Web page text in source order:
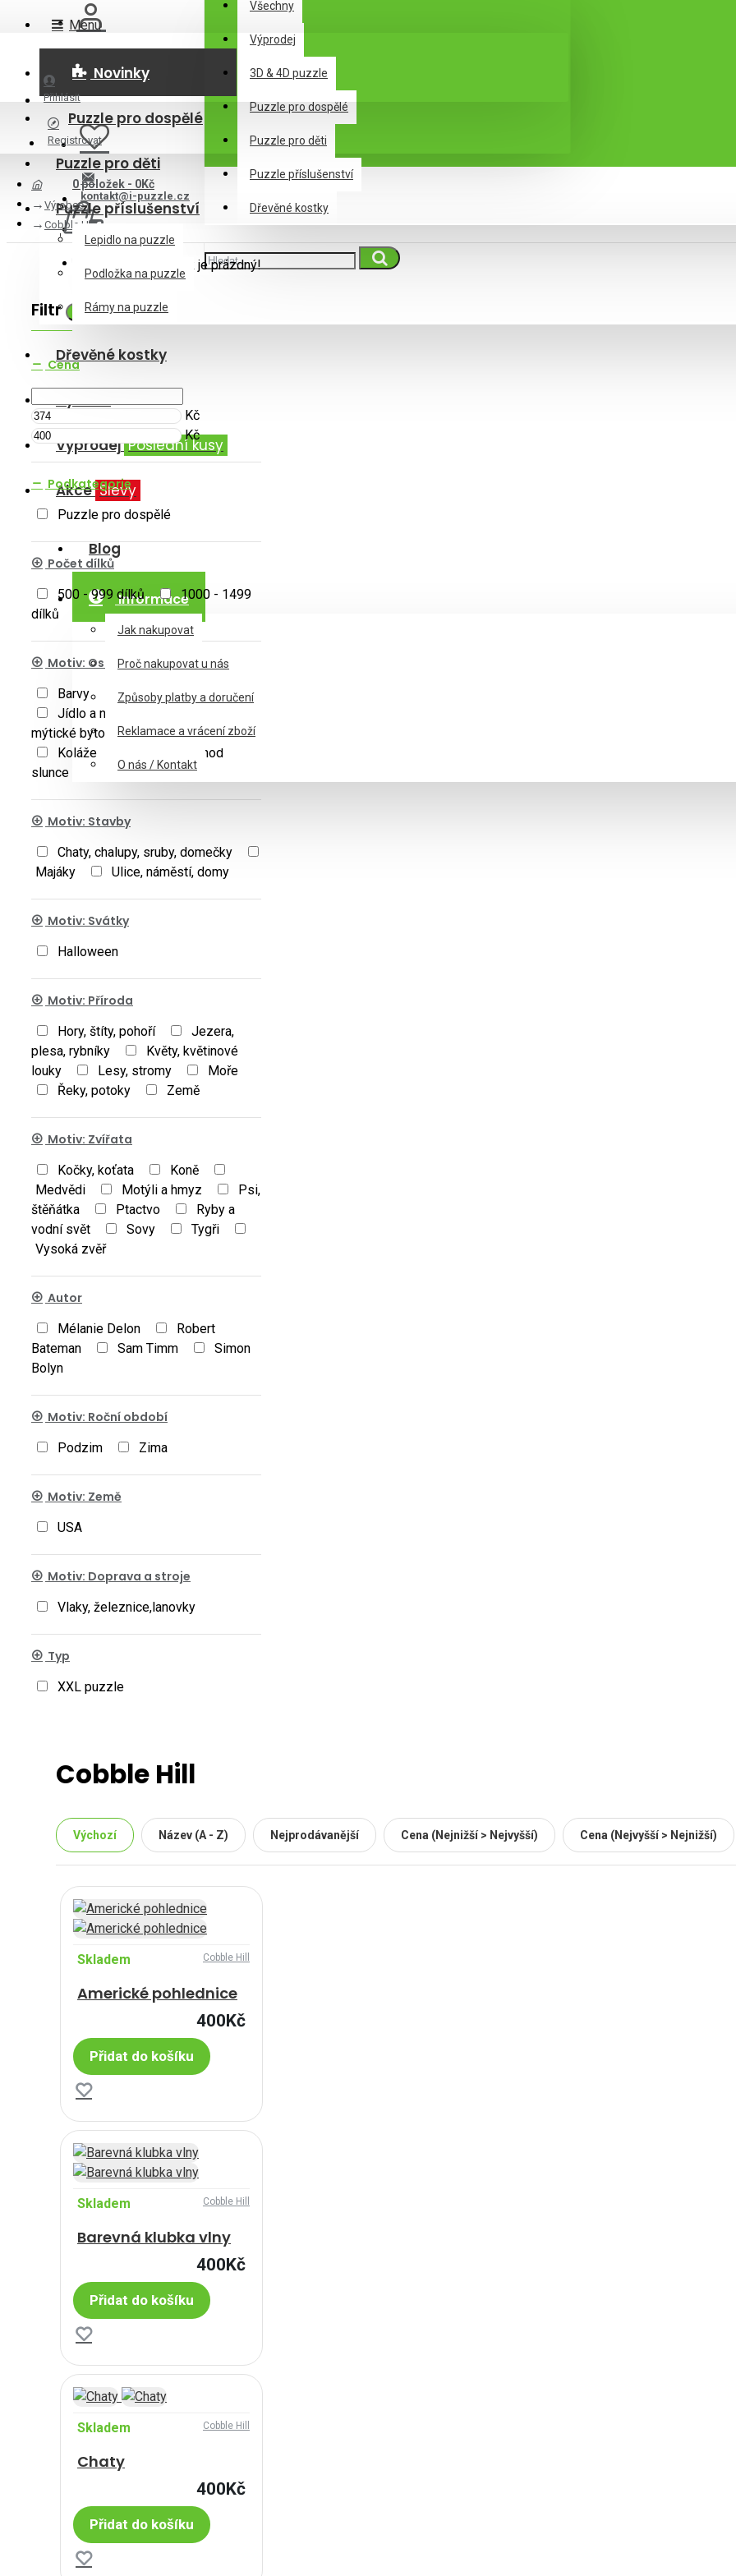
kontakt@i-puzzle.cz
Všechny
Výprodej
3D & 4D puzzle
Puzzle pro dospělé
Puzzle pro děti
Puzzle příslušenství
Dřevěné kostky
0 položek - 0Kč
Váš nákupní košík je prázdný!
Menu
Novinky
Puzzle pro dospělé
Puzzle pro děti
Puzzle příslušenství
Lepidlo na puzzle
Podložka na puzzle
Rámy na puzzle
Dřevěné kostky
Výrobci
Výprodej Poslední kusy
Akce Slevy
Blog
Informace
Jak nakupovat
Proč nakupovat u nás
Způsoby platby a doručení
Reklamace a vrácení zboží
O nás / Kontakt
Přihlásit
Registrovat
Výrobce
Cobble Hill
Filtr Zrušit filtr
Cena
Kč
Kč
Podkategorie
Puzzle pro dospělé
Počet dílků
500 - 999 dílků
1000 - 1499
dílků
Motiv: Ostatní témata
Barvy Knihy
Kreslené
Jídlo a nápoje
mýtické bytosti
Vesmír a planety
Koláže
Západ a východ
slunce
Motiv: Stavby
Chaty, chalupy, sruby, domečky
Majáky
Ulice, náměstí, domy
Motiv: Svátky
Halloween
Motiv: Příroda
Hory, štíty, pohoří
Jezera,
plesa, rybníky
Květy, květinové
louky
Lesy, stromy
Moře
Řeky, potoky
Země
Motiv: Zvířata
Kočky, koťata
Koně
Medvědi
Motýli a hmyz
Psi,
štěňátka
Ptactvo
Ryby a
vodní svět
Sovy
Tygři
Vysoká zvěř
Autor
Mélanie Delon
Robert
Bateman
Sam Timm
Simon
Bolyn
Motiv: Roční období
Podzim Zima
Motiv: Země
USA
Motiv: Doprava a stroje
Vlaky, železnice,lanovky
Typ
XXL puzzle
Cobble Hill
Výchozí Název (A - Z) Nejprodávanější Cena (Nejnižší > Nejvyšší) Cena (Nejvyšší > Nejnižší)
Skladem Cobble Hill
Americké pohlednice
400Kč
Přidat do košíku
Skladem Cobble Hill
Barevná klubka vlny
400Kč
Přidat do košíku
Skladem Cobble Hill
Chaty
400Kč
Přidat do košíku